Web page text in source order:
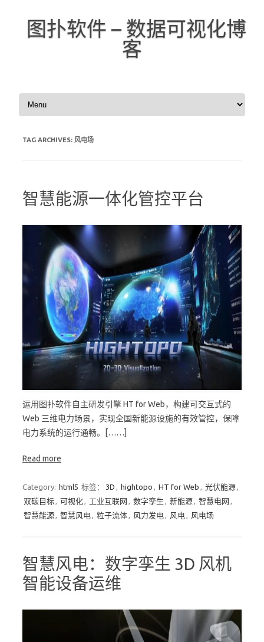
图扑软件 – 数据可视化博
客
Skip to content
TAG ARCHIVES: 风电场
智慧能源一体化管控平台
运用图扑软件自主研发引擎 HT for Web，构建可交互式的
Web 三维电力场景，实现全国新能源设施的有效管控，保障
电力系统的运行通畅。[……]
Read more
Category: html5 标签： 3D , hightopo , HT for Web , 光伏能源,
双碳目标, 可视化, 工业互联网 , 数字孪生 , 新能源, 智慧电网 ,
智慧能源, 智慧风电, 粒子流体, 风力发电, 风电, 风电场
智慧风电：数字孪生 3D 风机
智能设备运维